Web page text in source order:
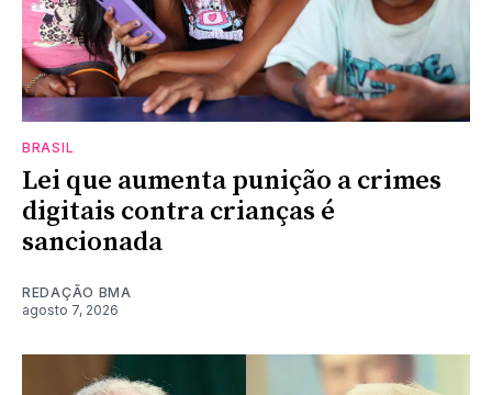
BRASIL
Lei que aumenta punição a crimes
digitais contra crianças é
sancionada
REDAÇÃO BMA
agosto 7, 2026